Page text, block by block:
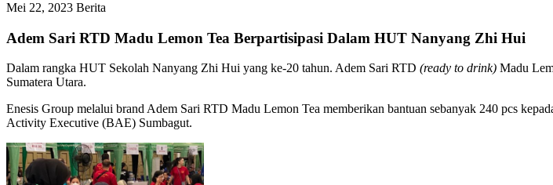
Mei 22, 2023 Berita
Adem Sari RTD Madu Lemon Tea Berpartisipasi Dalam HUT Nanyang Zhi Hui
Dalam rangka HUT Sekolah Nanyang Zhi Hui yang ke-20 tahun. Adem Sari RTD (ready to drink) Madu
Sumatera Utara.
Enesis Group melalui brand Adem Sari RTD Madu Lemon Tea memberikan bantuan sebanyak 240 pcs
Activity Executive (BAE) Sumbagut.